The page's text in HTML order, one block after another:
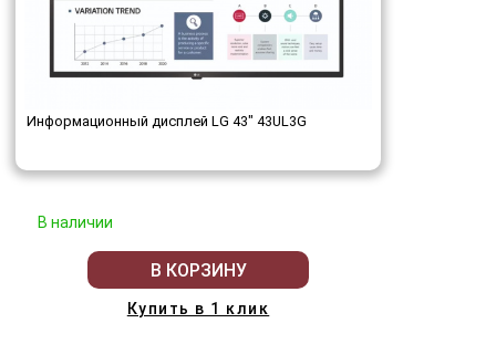
Информационный дисплей LG 43" 43UL3G
В наличии
В КОРЗИНУ
Купить в 1 клик